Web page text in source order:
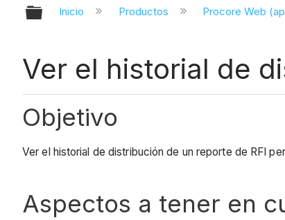
Expandir/contraer jerarquía
Inicio Productos Procore Web
Ver el historial de
Objetivo
Ver el historial de distribución de un reporte de RFI
Aspectos a tener en